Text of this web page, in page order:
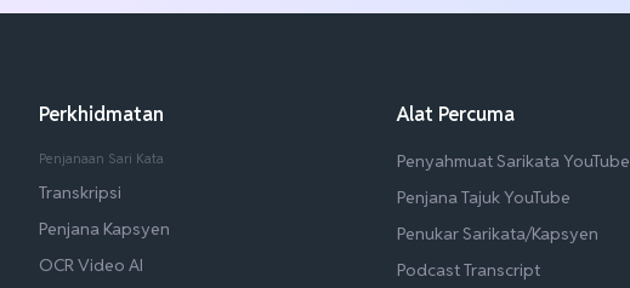
Perkhidmatan
Penjanaan Sari Kata
Transkripsi
Penjana Kapsyen
OCR Video AI
Alat Percuma
Penyahmuat Sarikata YouTube
Penjana Tajuk YouTube
Penukar Sarikata/Kapsyen
Podcast Transcript